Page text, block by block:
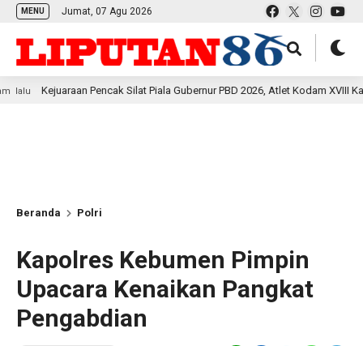
MENU Jumat, 07 Agu 2026
Pencak Silat Piala Gubernur PBD 2026, Atlet Kodam XVIII Kasuari
Beranda Polri
Kapolres Kebumen Pimpin
Upacara Kenaikan Pangkat
Pengabdian